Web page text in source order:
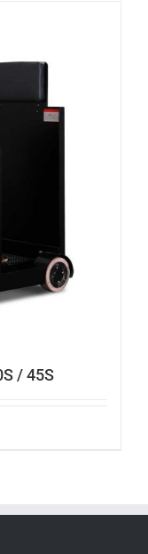
/ 45S